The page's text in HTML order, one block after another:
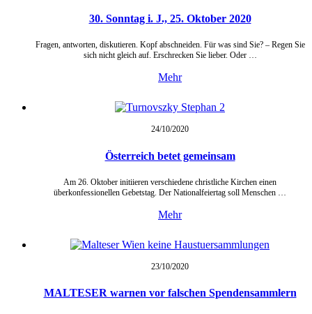
30. Sonntag i. J., 25. Oktober 2020
Fragen, antworten, diskutieren. Kopf abschneiden. Für was sind Sie? – Regen Sie
sich nicht gleich auf. Erschrecken Sie lieber. Oder …
Mehr
24/10/2020
Österreich betet gemeinsam
Am 26. Oktober initiieren verschiedene christliche Kirchen einen
überkonfessionellen Gebetstag. Der Nationalfeiertag soll Menschen …
Mehr
23/10/2020
MALTESER warnen vor falschen Spendensammlern